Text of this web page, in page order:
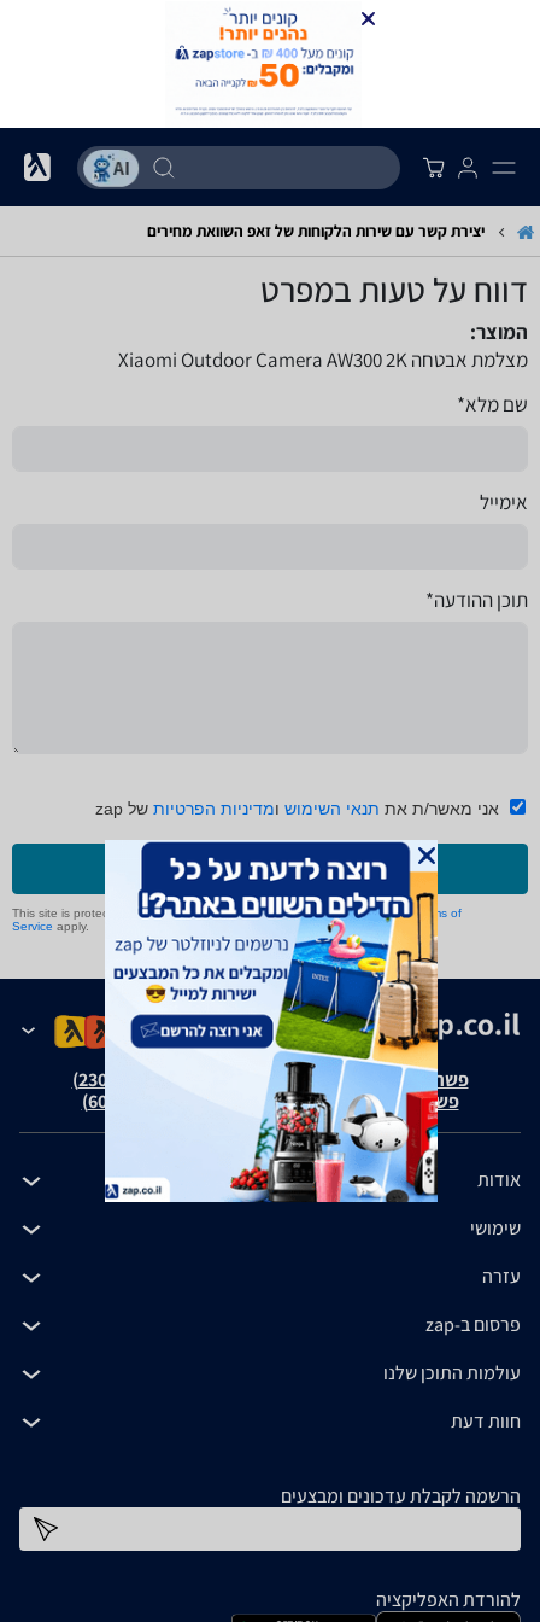
יצירת קשר עם שירות הלקוחות של זאפ השוואת מחירים
דווח על טעות במפרט
המוצר:
מצלמת אבטחה Xiaomi Outdoor Camera AW300 2K
שם מלא*
אימייל
תוכן ההודעה*
אני מאשר/ת את תנאי השימוש ומדיניות הפרטיות של zap
שליחה
This site is protected by reCAPTCHA and the GooglePrivacy Policyand Terms of
Service apply.
פשרה בת"צ אבנצ'יק נ' זאפ גרופ (ת"צ 23008-08-20)
פשרה בת"צ כהנים נ' זאפ גרופ (ת"צ 60371-12-19)
אודות
שימושי
עזרה
פרסום ב-zap
עולמות התוכן שלנו
חוות דעת
הרשמה לקבלת עדכונים ומבצעים
להורדת האפליקציה